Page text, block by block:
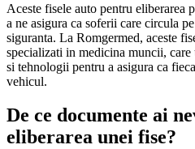
Aceste fisele auto pentru eliberarea
a ne asigura ca soferii care circula
siguranta. La Romgermed, aceste
specializati in medicina muncii,
si tehnologii pentru a asigura ca
vehicul.
De ce documente ai
eliberarea unei fise?